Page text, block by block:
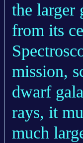
the larger
from its
mission,
dwarf
rays, it
much